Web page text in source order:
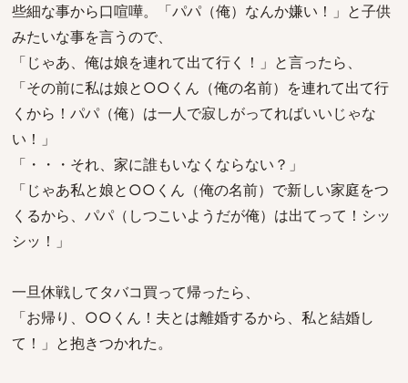
些細な事から口喧嘩。「パパ（俺）なんか嫌い！」と子供
みたいな事を言うので、
「じゃあ、俺は娘を連れて出て行く！」と言ったら、
「その前に私は娘と○○くん（俺の名前）を連れて出て行
くから！パパ（俺）は一人で寂しがってればいいじゃな
い！」
「・・・それ、家に誰もいなくならない？」
「じゃあ私と娘と○○くん（俺の名前）で新しい家庭をつ
くるから、パパ（しつこいようだが俺）は出てって！シッ
シッ！」
一旦休戦してタバコ買って帰ったら、
「お帰り、○○くん！夫とは離婚するから、私と結婚し
て！」と抱きつかれた。